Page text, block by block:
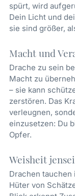
spürt, wird
Dein Licht und
sie sind größer,
Macht und
Drache zu sein
Macht zu
– sie kann
zerstören. Das
verleugnen,
einzusetzen: Du
Opfer.
Weisheit
Drachen tauchen
Hüter von